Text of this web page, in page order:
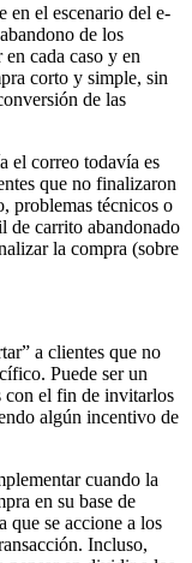
en el escenario del e-
de los
cada caso y en
corto y simple, sin
de las
el correo todavía es
que no finalizaron
problemas técnicos o
de carrito abandonado
la compra (sobre
a clientes que no
Puede ser un
con el fin de invitarlos
algún incentivo de
cuando la
en su base de
que se accione a los
Incluso,